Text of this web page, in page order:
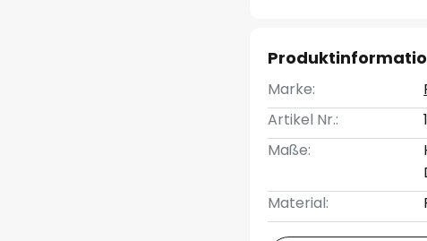
Marke:
Artikel Nr.:
Maße:
Material: